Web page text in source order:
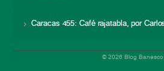
Caracas 455: Café rajatabla, por
© 2026 Blog Banesco |